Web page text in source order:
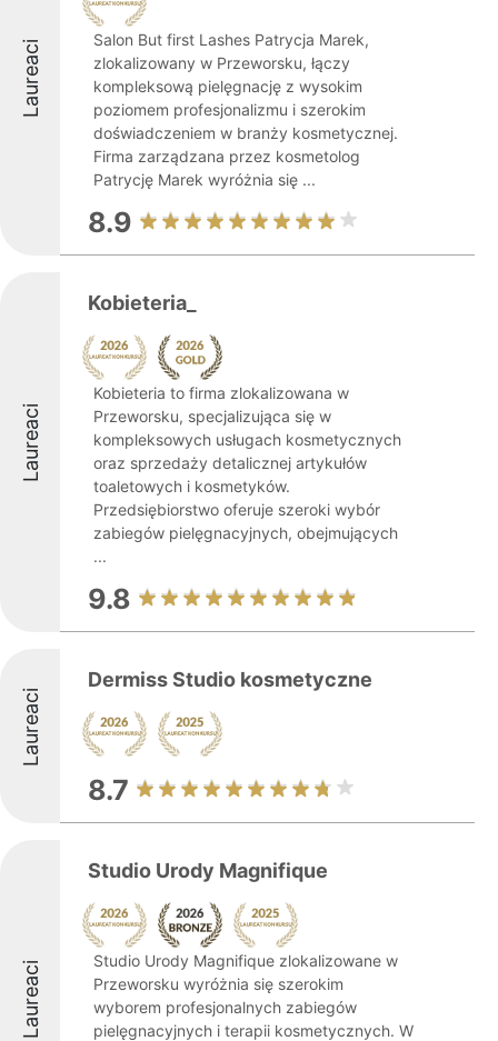
Laureaci
Salon But first Lashes Patrycja Marek,
zlokalizowany w Przeworsku, łączy
kompleksową pielęgnację z wysokim
poziomem profesjonalizmu i szerokim
doświadczeniem w branży kosmetycznej.
Firma zarządzana przez kosmetolog
Patrycję Marek wyróżnia się ...
8.9
Laureaci
Kobieteria_
Kobieteria to firma zlokalizowana w
Przeworsku, specjalizująca się w
kompleksowych usługach kosmetycznych
oraz sprzedaży detalicznej artykułów
toaletowych i kosmetyków.
Przedsiębiorstwo oferuje szeroki wybór
zabiegów pielęgnacyjnych, obejmujących
...
9.8
Laureaci
Dermiss Studio kosmetyczne
8.7
Laureaci
Studio Urody Magnifique
Studio Urody Magnifique zlokalizowane w
Przeworsku wyróżnia się szerokim
wyborem profesjonalnych zabiegów
pielęgnacyjnych i terapii kosmetycznych. W